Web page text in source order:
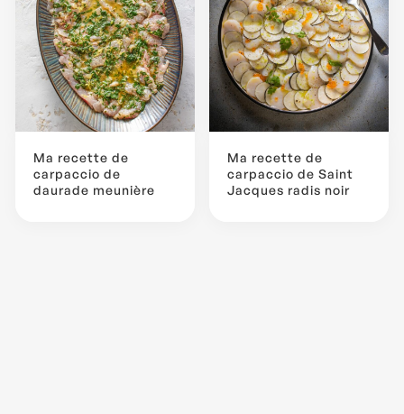
Ma recette de
carpaccio de
daurade meunière
Ma recette de
carpaccio de Saint
Jacques radis noir